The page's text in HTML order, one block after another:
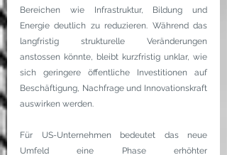
Bereichen wie Infrastruktur, Bildung und
Energie deutlich zu reduzieren. Während das
langfristig strukturelle Veränderungen
anstossen könnte, bleibt kurzfristig unklar, wie
sich geringere öffentliche Investitionen auf
Beschäftigung, Nachfrage und Innovationskraft
auswirken werden.
Für US-Unternehmen bedeutet das neue
Umfeld eine Phase erhöhter